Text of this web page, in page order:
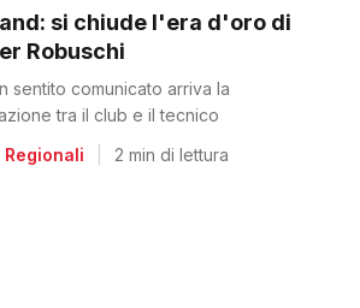
si chiude l'era d'oro di
Robuschi
sentito comunicato arriva la
tra il club e il tecnico
Regionali
2 min di lettura